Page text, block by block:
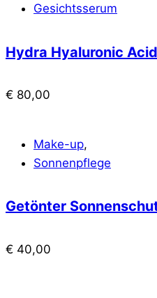
Gesichtsserum
Hydra Hyaluronic
€ 80,00
Make-up,
Sonnenpflege
Getönter
€ 40,00